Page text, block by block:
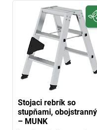
Stojaci rebrík so
stupňami, obojstranný
– MUNK